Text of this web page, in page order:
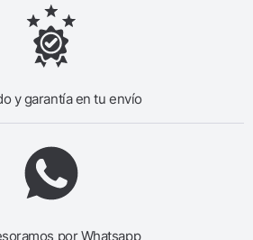
y garantía en tu envío
por Whatsapp